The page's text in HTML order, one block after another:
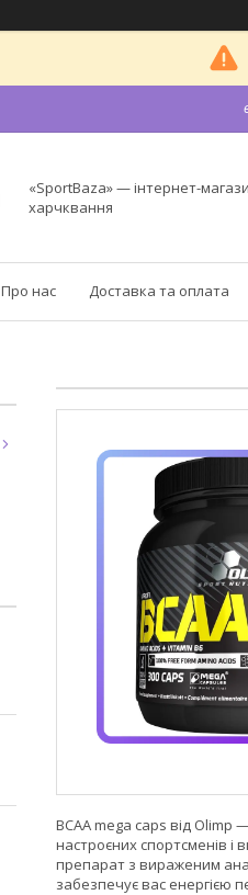
«SportBaza» — інтернет-
харчквання
Про нас Доставка та оплата
BCAA mega caps від
настроєних спортсменів
препарат з вираженим
забезпечує вас енергією